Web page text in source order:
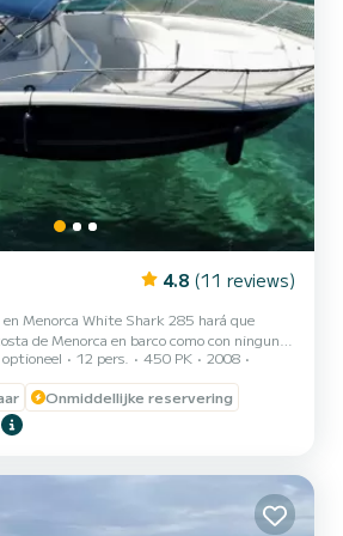
4.8 (11 reviews)
en Menorca White Shark 285 hará que
de Menorca en barco como con ninguna
alquiler de lancha en Menorca de nuestra
cualquier playa o cala de la isla de
personas y con asiento triple de
12 pers. 450 PK
2008
Onmiddellijke reservering